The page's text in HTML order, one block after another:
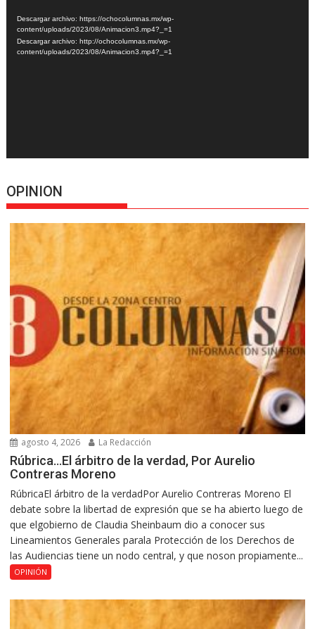
de
vídeo
Descargar archivo: https://ochocolumnas.mx/wp-
content/uploads/2023/08/Animacion3.mp4?_=1
Descargar archivo: http://ochocolumnas.mx/wp-
content/uploads/2023/08/Animacion3.mp4?_=1
OPINION
agosto 4, 2026 La Redacción
Rúbrica…El árbitro de la verdad, Por Aurelio
Contreras Moreno
RúbricaEl árbitro de la verdadPor Aurelio Contreras Moreno El
debate sobre la libertad de expresión que se ha abierto luego de
que elgobierno de Claudia Sheinbaum dio a conocer sus
Lineamientos Generales parala Protección de los Derechos de
las Audiencias tiene un nodo central, y que noson propiamente...
OPINIÓN